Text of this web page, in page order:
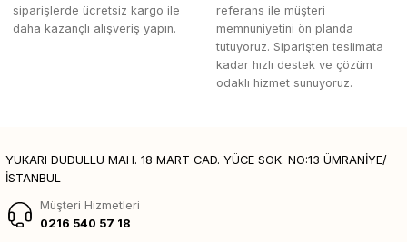
siparişlerde ücretsiz kargo ile
daha kazançlı alışveriş yapın.
referans ile müşteri
memnuniyetini ön planda
tutuyoruz. Siparişten teslimata
kadar hızlı destek ve çözüm
odaklı hizmet sunuyoruz.
YUKARI DUDULLU MAH. 18 MART CAD. YÜCE SOK. NO:13 ÜMRANİYE/
İSTANBUL
Müşteri Hizmetleri
0216 540 57 18